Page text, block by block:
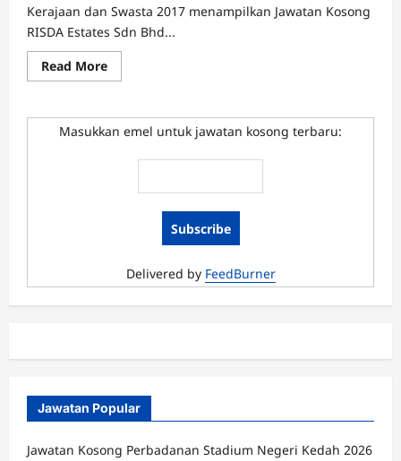
Kerajaan dan Swasta 2017 menampilkan Jawatan Kosong
RISDA Estates Sdn Bhd...
Read MoreRead
more
Kosong
RISDA
Estates
Masukkan emel untuk jawatan kosong terbaru:
Delivered by FeedBurner
Jawatan Popular
Jawatan Kosong Perbadanan Stadium Negeri Kedah 2026